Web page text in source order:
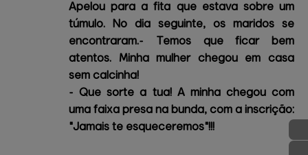
Apelou para a fita que estava sobre um
túmulo. No dia seguinte, os maridos se
encontraram.- Temos que ficar bem
atentos. Minha mulher chegou em casa
sem calcinha!
- Que sorte a tua! A minha chegou com
uma faixa presa na bunda, com a inscrição:
"Jamais te esqueceremos"!!!